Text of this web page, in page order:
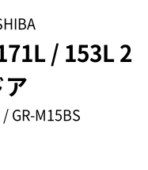
/ 153L 2
ア
/ GR-M15BS